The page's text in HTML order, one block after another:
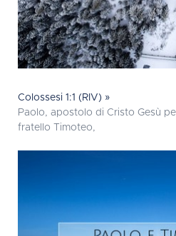
Colossesi 1:1 (RIV) »
Paolo, apostolo di Cristo Gesù
fratello Timoteo,